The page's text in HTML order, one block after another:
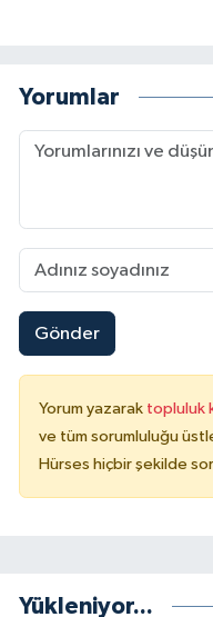
Yorumlar
Gönder
Yorum yazarak topluluk
ve tüm sorumluluğu
Hürses hiçbir şekilde
Yükleniyor...